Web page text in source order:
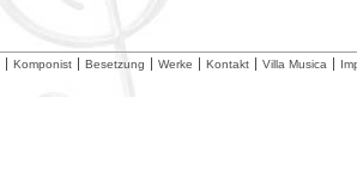
Komponist Besetzung Werke Kontakt Villa Musica